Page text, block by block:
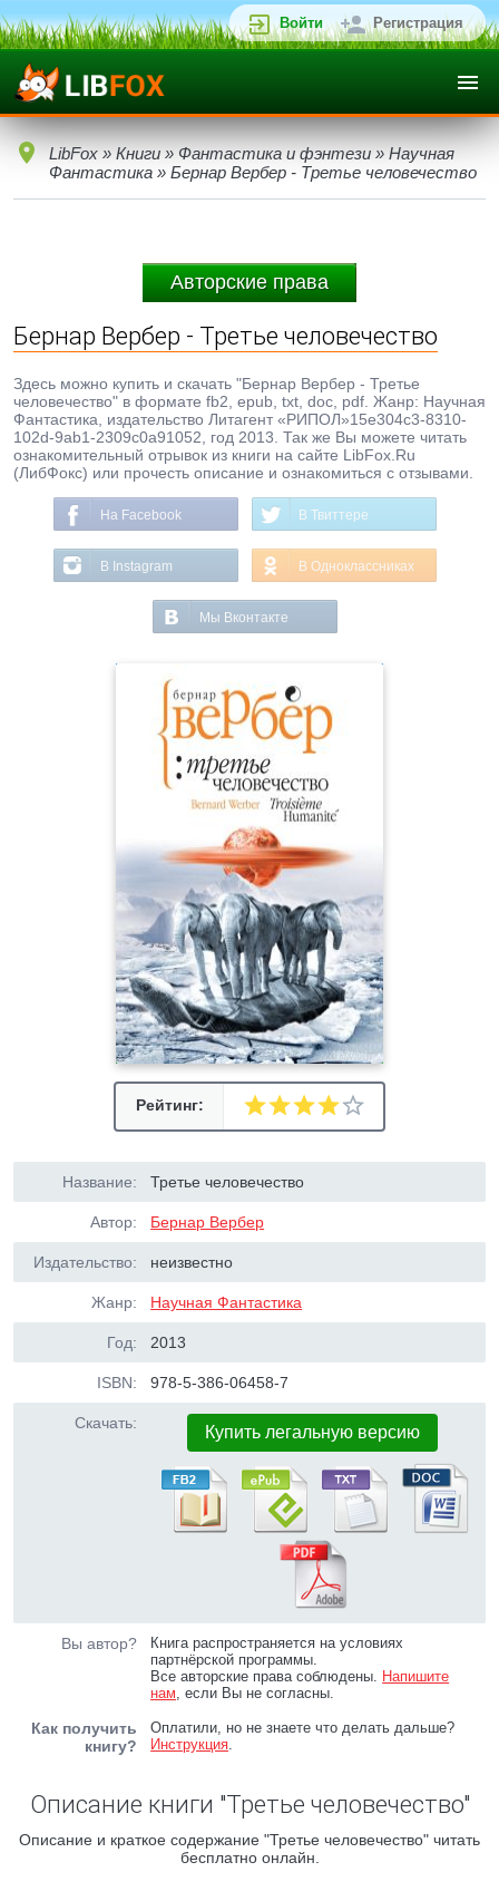
Войти Регистрация
LibFox » Книги » Фантастика и фэнтези » Научная
Фантастика » Бернар Вербер - Третье человечество
Авторские права
Бернар Вербер - Третье человечество
Здесь можно купить и скачать "Бернар Вербер - Третье
человечество" в формате fb2, epub, txt, doc, pdf. Жанр: Научная
Фантастика, издательство Литагент «РИПОЛ»15e304c3-8310-
102d-9ab1-2309c0a91052, год 2013. Так же Вы можете читать
ознакомительный отрывок из книги на сайте LibFox.Ru
(ЛибФокс) или прочесть описание и ознакомиться с отзывами.
На Facebook В Твиттере
В Instagram В Одноклассниках
Мы Вконтакте
Рейтинг:
Название: Третье человечество
Автор: Бернар Вербер
Издательство: неизвестно
Жанр: Научная Фантастика
Год: 2013
ISBN: 978-5-386-06458-7
Скачать: Купить легальную версию
Вы автор?
Книга распространяется на условиях
партнёрской программы.
Все авторские права соблюдены. Напишите
нам, если Вы не согласны.
Как получить
книгу?
Оплатили, но не знаете что делать дальше?
Инструкция.
Описание книги "Третье человечество"
Описание и краткое содержание "Третье человечество" читать
бесплатно онлайн.